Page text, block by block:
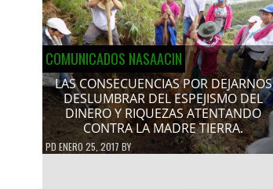
COMUNICADOS NASAACIN
LAS CONSECUENCIAS POR DEJARNOS
DESLUMBRAR DEL ESPEJISMO DEL
DINERO Y RIQUEZAS ATENTANDO
CONTRA LA MADRE TIERRA.
PDENERO 25, 2017 BY